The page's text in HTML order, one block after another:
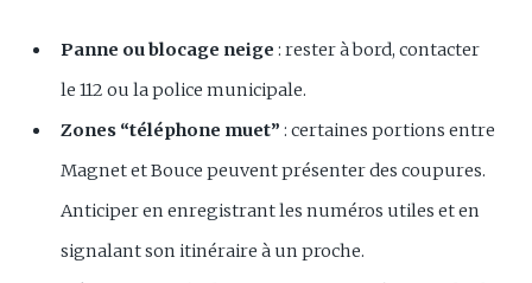
Panne ou blocage neige : rester à bord, contacter
le 112 ou la police municipale.
Zones “téléphone muet” : certaines portions entre
Magnet et Bouce peuvent présenter des coupures.
Anticiper en enregistrant les numéros utiles et en
signalant son itinéraire à un proche.